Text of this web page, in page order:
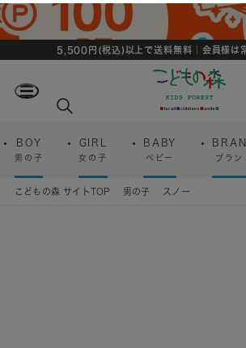
5,500円(税込)以上で送料無料｜会員様は
BOY
男の子
GIRL
女の子
BABY
ベビー ブラン
こどもの森 サイトTOP 男の子 スノー